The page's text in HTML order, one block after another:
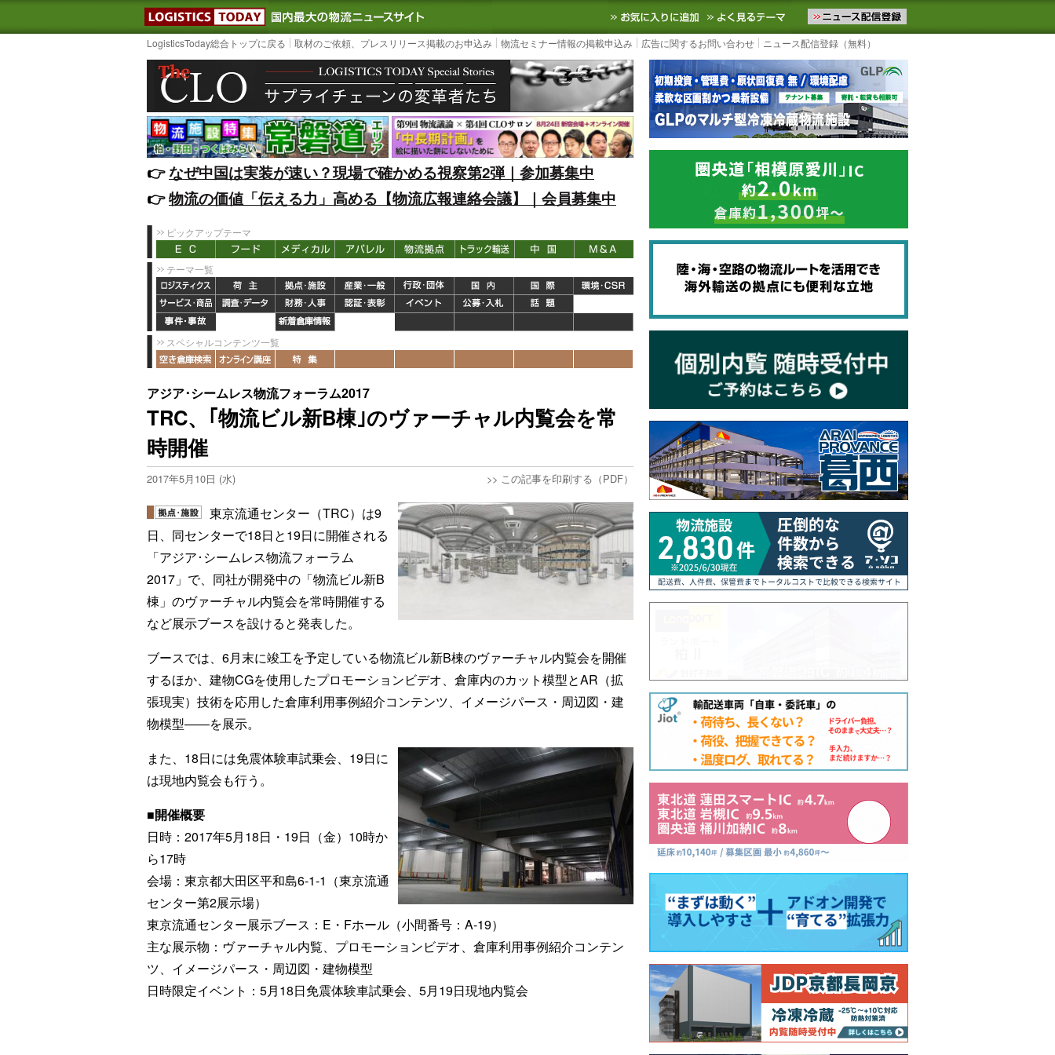
LOGISTICS TODAY｜国内最大の物流ニュースサイト3PL, SCMなど国内外の最新の物流ニュースをお届けします。物流ニュースメール配信を登録す
お気に入りに追加 よく見るテーマ
LogisticsToday総合トップに戻る 取材のご依頼、プレスリリース掲載のお申込み 物流セミナー情報の掲載申込み 広告に関するお問い合わせ ニュース配信登録（無料）
👉️なぜ中国は実装が速い？現場で確かめる視察第2弾｜参加募集中
👉️物流の価値「伝える力」高める【物流広報連絡会議】｜会員募集中
ピックアップテーマ
テーマ一覧
スペシャルコンテンツ一覧
アジア･シームレス物流フォーラム2017
TRC、｢物流ビル新B棟｣のヴァーチャル内覧会を常
時開催
2017年5月10日 (水) >> この記事を印刷する（PDF）
東京流通センター（TRC）は9
日、同センターで18日と19日に開催される
「アジア･シームレス物流フォーラム
2017」で、同社が開発中の「物流ビル新B
棟」のヴァーチャル内覧会を常時開催する
など展示ブースを設けると発表した。
ブースでは、6月末に竣工を予定している物流ビル新B棟のヴァーチャル内覧会を開催
するほか、建物CGを使用したプロモーションビデオ、倉庫内のカット模型とAR（拡
張現実）技術を応用した倉庫利用事例紹介コンテンツ、イメージパース・周辺図・建
物模型――を展示。
また、18日には免震体験車試乗会、19日に
は現地内覧会も行う。
■開催概要
日時：2017年5月18日・19日（金）10時か
ら17時
会場：東京都大田区平和島6-1-1（東京流通
センター第2展示場）
東京流通センター展示ブース：E・Fホール（小間番号：A-19）
主な展示物：ヴァーチャル内覧、プロモーションビデオ、倉庫利用事例紹介コンテン
ツ、イメージパース・周辺図・建物模型
日時限定イベント：5月18日免震体験車試乗会、5月19日現地内覧会